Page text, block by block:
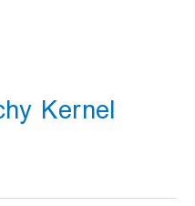
Kernel